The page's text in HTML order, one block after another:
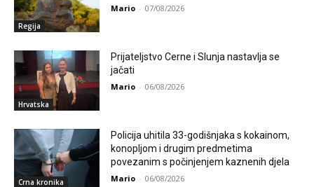
Regija
Mario - 07/08/2026
Hrvatska
Prijateljstvo Cerne i Slunja nastavlja se
jačati
Mario - 06/08/2026
Crna kronika
Policija uhitila 33-godišnjaka s kokainom,
konopljom i drugim predmetima
povezanim s počinjenjem kaznenih djela
Mario - 06/08/2026